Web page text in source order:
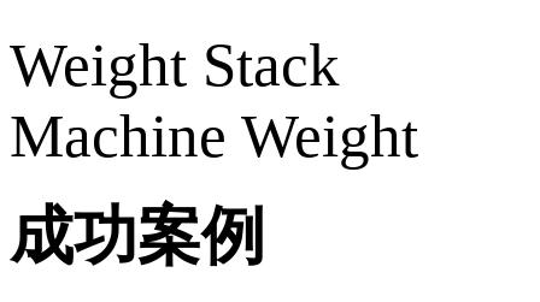
Weight Stack
Machine Weight
成功案例